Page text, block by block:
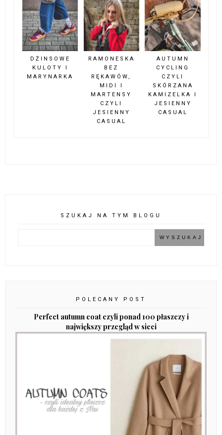
DŻINSOWE
KULOTY I
MARYNARKA
RAMONESKA
BEZ
RĘKAWÓW,
MIDI I
MARTENSY
CZYLI
JESIENNY
CASUAL
AUTUMN
CYCLING
CZYLI
SKÓRZANA
KAMIZELKA I
JESIENNY
CASUAL
SZUKAJ NA TYM BLOGU
POLECANY POST
Perfect autumn coat czyli ponad 100 płaszczy i
największy przegląd w sieci